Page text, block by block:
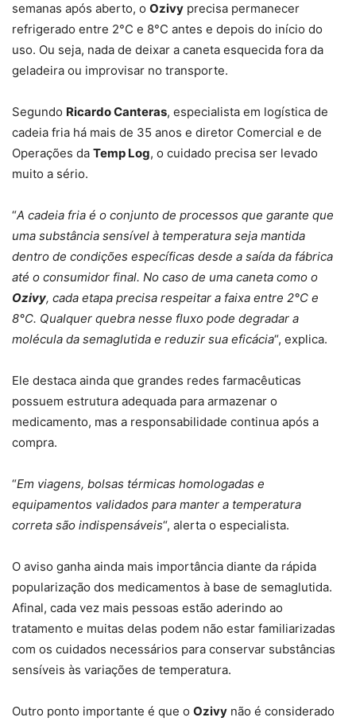
semanas após aberto, o Ozivy precisa permanecer
refrigerado entre 2°C e 8°C antes e depois do início do
uso. Ou seja, nada de deixar a caneta esquecida fora da
geladeira ou improvisar no transporte.
Segundo Ricardo Canteras, especialista em logística de
cadeia fria há mais de 35 anos e diretor Comercial e de
Operações da Temp Log, o cuidado precisa ser levado
muito a sério.
“A cadeia fria é o conjunto de processos que garante que
uma substância sensível à temperatura seja mantida
dentro de condições específicas desde a saída da fábrica
até o consumidor final. No caso de uma caneta como o
Ozivy, cada etapa precisa respeitar a faixa entre 2°C e
8°C. Qualquer quebra nesse fluxo pode degradar a
molécula da semaglutida e reduzir sua eficácia“, explica.
Ele destaca ainda que grandes redes farmacêuticas
possuem estrutura adequada para armazenar o
medicamento, mas a responsabilidade continua após a
compra.
“Em viagens, bolsas térmicas homologadas e
equipamentos validados para manter a temperatura
correta são indispensáveis“, alerta o especialista.
O aviso ganha ainda mais importância diante da rápida
popularização dos medicamentos à base de semaglutida.
Afinal, cada vez mais pessoas estão aderindo ao
tratamento e muitas delas podem não estar familiarizadas
com os cuidados necessários para conservar substâncias
sensíveis às variações de temperatura.
Outro ponto importante é que o Ozivy não é considerado